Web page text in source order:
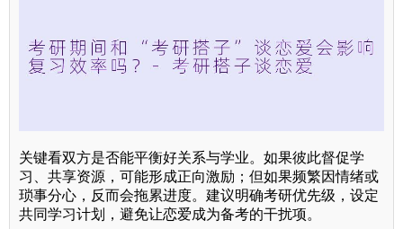
关键看双方是否能平衡好关系与学业。如果彼此督促学
习、共享资源，可能形成正向激励；但如果频繁因情绪或
琐事分心，反而会拖累进度。建议明确考研优先级，设定
共同学习计划，避免让恋爱成为备考的干扰项。